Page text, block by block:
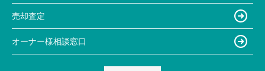
売却査定
オーナー様相談窓口